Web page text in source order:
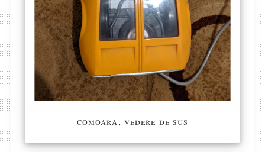
comoara, vedere de sus